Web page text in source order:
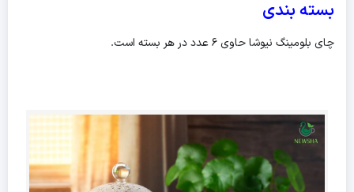
بسته بندی
چای بلومینگ نیوشا حاوی ۶ عدد در هر بسته است.